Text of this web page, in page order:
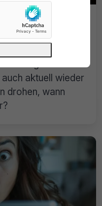
Nimrod
aktuell wieder
drohen, wann